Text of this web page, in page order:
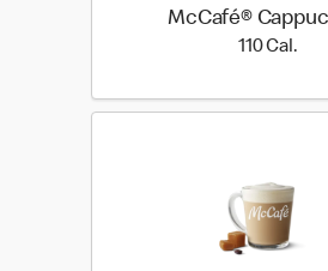
McCafé®
110 Cal.110